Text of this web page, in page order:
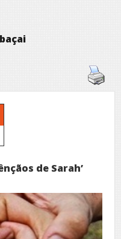
de Sarah’